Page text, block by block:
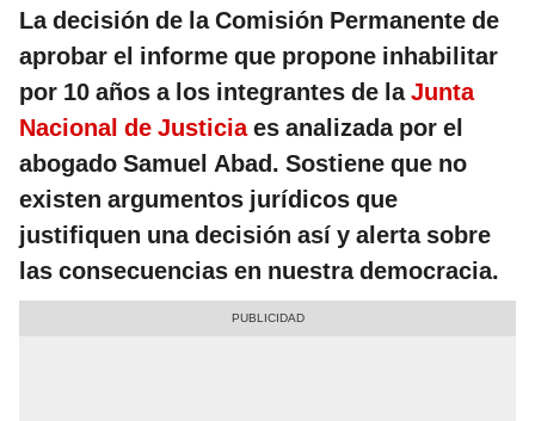
La decisión de la Comisión Permanente de
aprobar el informe que propone inhabilitar
por 10 años a los integrantes de laJunta
Nacional de Justiciaes analizada por el
abogado Samuel Abad. Sostiene que no
existen argumentos jurídicos que
justifiquen una decisión así y alerta sobre
las consecuencias en nuestra democracia.